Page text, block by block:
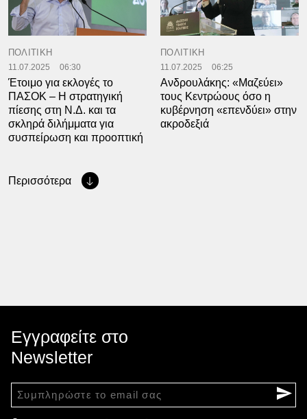
ΠΟΛΙΤΙΚΗ
11.07.2025 06:30
Έτοιμο για εκλογές το
ΠΑΣΟΚ – Η στρατηγική
πίεσης στη Ν.Δ. και τα
σκληρά διλήμματα για
συσπείρωση και προοπτική
ΠΟΛΙΤΙΚΗ
11.07.2025 06:25
Ανδρουλάκης: «Μαζεύει»
τους Κεντρώους όσο η
κυβέρνηση «επενδύει» στην
ακροδεξιά
Περισσότερα
Εγγραφείτε στο
Newsletter